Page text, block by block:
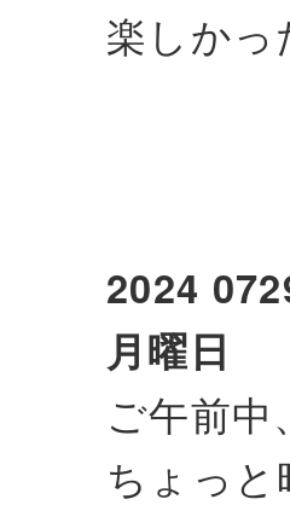
楽しか
2024
月曜日
ご午前中
ちょっ